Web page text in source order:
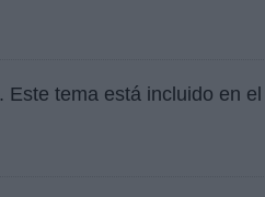
. Este tema está incluido en